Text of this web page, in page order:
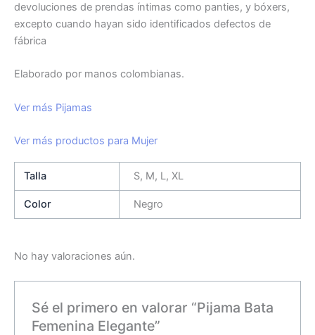
devoluciones de prendas íntimas como panties, y bóxers,
excepto cuando hayan sido identificados defectos de
fábrica
Elaborado por manos colombianas.
Ver más Pijamas
Ver más productos para Mujer
Talla S, M, L, XL
Color Negro
No hay valoraciones aún.
Sé el primero en valorar “Pijama Bata
Femenina Elegante”